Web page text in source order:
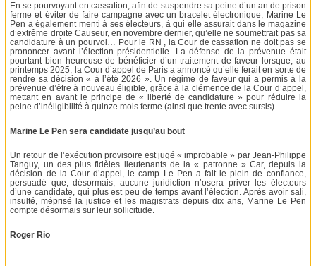
En se pourvoyant en cassation, afin de suspendre sa peine d’un an de prison
ferme et éviter de faire campagne avec un bracelet électronique, Marine Le
Pen a également menti à ses électeurs, à qui elle assurait dans le magazine
d’extrême droite Causeur, en novembre dernier, qu’elle ne soumettrait pas sa
candidature à un pourvoi… Pour le RN , la Cour de cassation ne doit pas se
prononcer avant l’élection présidentielle. La défense de la prévenue était
pourtant bien heureuse de bénéficier d’un traitement de faveur lorsque, au
printemps 2025, la Cour d’appel de Paris a annoncé qu’elle ferait en sorte de
rendre sa décision « à l’été 2026 ». Un régime de faveur qui a permis à la
prévenue d’être à nouveau éligible, grâce à la clémence de la Cour d’appel,
mettant en avant le principe de « liberté de candidature » pour réduire la
peine d’inéligibilité à quinze mois ferme (ainsi que trente avec sursis).
Marine Le Pen sera candidate jusqu’au bout
Un retour de l’exécution provisoire est jugé « improbable » par Jean-Philippe
Tanguy, un des plus fidèles lieutenants de la « patronne » Car, depuis la
décision de la Cour d’appel, le camp Le Pen a fait le plein de confiance,
persuadé que, désormais, aucune juridiction n’osera priver les électeurs
d’une candidate, qui plus est peu de temps avant l’élection. Après avoir sali,
insulté, méprisé la justice et les magistrats depuis dix ans, Marine Le Pen
compte désormais sur leur sollicitude.
Roger Rio